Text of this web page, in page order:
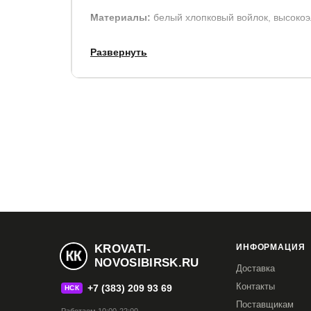
Материалы: белый хлопковый войлок,
трикотажа, стеганный на гипоаллергенном
Развернуть
KROVATI-
NOVOSIBIRSK.RU
НСК +7 (383) 209 93 69
ИНФОРМАЦИЯ
Доставка
Контакты
Поставщикам